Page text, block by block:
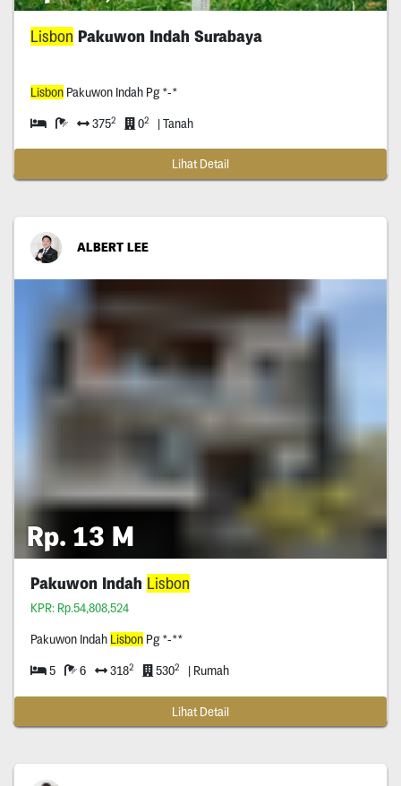
Lisbon Pakuwon Indah Surabaya
LisbonPakuwon Indah Pg *-*
3752 02 | Tanah
Lihat Detail
ALBERT LEE
Rp. 13 M
Pakuwon Indah Lisbon
KPR: Rp.54,808,524
Pakuwon Indah LisbonPg *-**
5 6 3182 5302 | Rumah
Lihat Detail